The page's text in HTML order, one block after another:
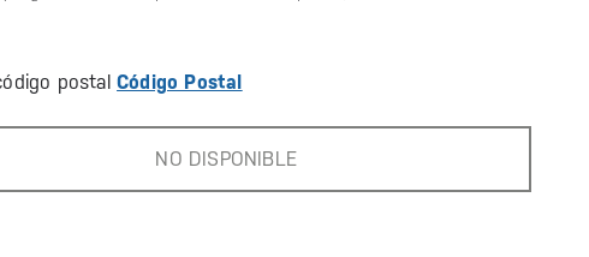
postalCódigo Postal
NO DISPONIBLE